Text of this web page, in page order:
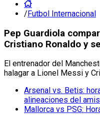
/Futbol Internacional
Pep Guardiola
Cristiano Ronaldo y
El entrenador del
halagar a Lionel Messi y
Arsenal vs. Betis:
alineaciones del
Mallorca vs PSG: